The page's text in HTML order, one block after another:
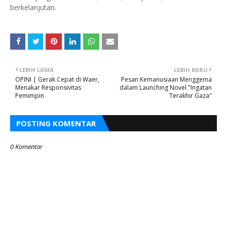
berkelanjutan.
LEBIH BARU
Pesan Kemanusiaan Menggema
dalam Launching Novel "Ingatan
Terakhir Gaza"
LEBIH LAMA
OPINI | Gerak Cepat di Waer,
Menakar Responsivitas
Pemimpin
POSTING KOMENTAR
0 Komentar